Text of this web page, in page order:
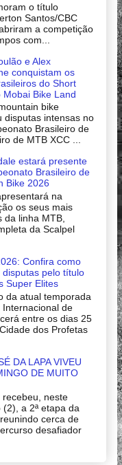
o título
Santos/CBC
a competição
com...
e Alex
conquistam os
do Short
Mobai Bike Land
bike
disputas intensas no
Brasileiro de
de MTB XCC ...
estará presente
Brasileiro de
Bike 2026
na
os seus mais
da linha MTB,
da Scalpel
Confira como
disputas pelo título
Super Elites
da atual temporada
Internacional de
entre os dias 25
dos Profetas
DA LAPA VIVEU
DE MUITO
recebeu, neste
(2), a 2ª etapa da
cerca de
desafiador